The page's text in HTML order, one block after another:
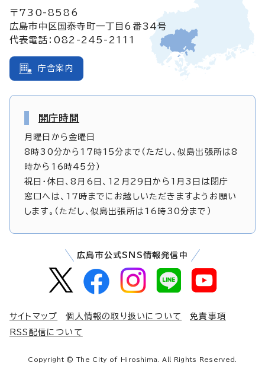
〒730-8586
広島市中区国泰寺町一丁目6番34号
代表電話：082-245-2111
庁舎案内
開庁時間
月曜日から金曜日
8時30分から17時15分まで（ただし、似島出張所は8
時から16時45分）
祝日・休日、8月6日、12月29日から1月3日は閉庁
窓口へは、17時までにお越しいただきますようお願い
します。（ただし、似島出張所は16時30分まで）
広島市公式SNS情報発信中
サイトマップ 個人情報の取り扱いについて
免責事項
RSS配信について
Copyright © The City of Hiroshima. All Rights Reserved.